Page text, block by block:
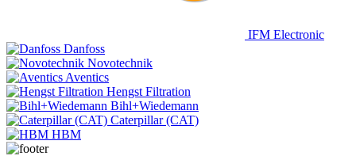
IFM Electronic
Danfoss
Novotechnik
Aventics
Hengst Filtration
Bihl+Wiedemann
Caterpillar (CAT)
HBM